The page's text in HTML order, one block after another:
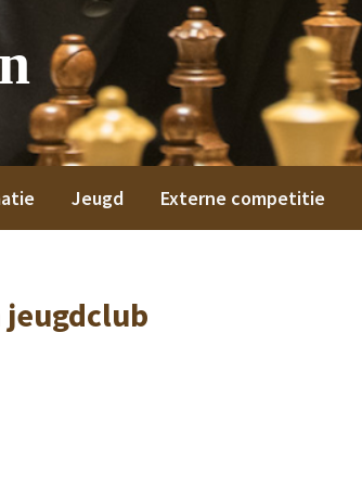
Jeugd Externe competitie
jeugdclub